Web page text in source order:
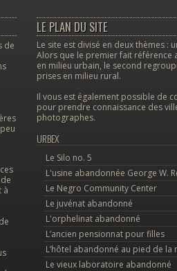
de
à
LE PLAN DU SITE
Le site est divisé en deux thèmes :
Alors que le premier fait référence
en milieu urbain, le second
prises en milieu rural.
Il vous est également possible de
pour prendre connaissance des
photographes.
URBEX
Le Silo no. 5
L'usine abandonnée George W.
Le Negro Community Center
Le juvénat abandonné
L'orphelinat abandonné
L’ancien pensionnat pour filles
L’hôtel abandonné au pied de la
Le vieux laboratoire abandonné